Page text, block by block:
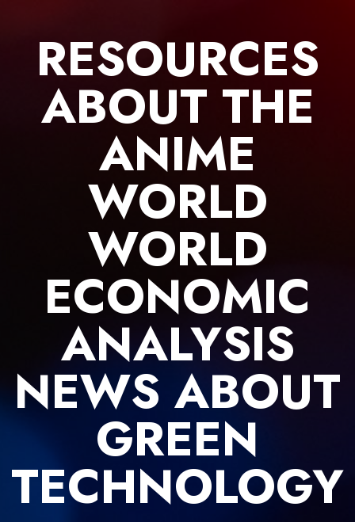
RESOURCES
ABOUT THE
ANIME
WORLD
WORLD
ECONOMIC
ANALYSIS
NEWS ABOUT
GREEN
TECHNOLOGY